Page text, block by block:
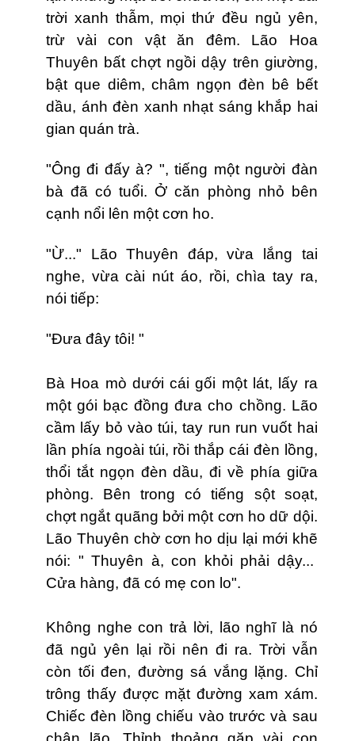
trời xanh thẫm, mọi thứ đều ngủ yên,
trừ vài con vật ăn đêm. Lão Hoa
Thuyên bất chợt ngồi dậy trên giường,
bật que diêm, châm ngọn đèn bê bết
dầu, ánh đèn xanh nhạt sáng khắp hai
gian quán trà.
"Ông đi đấy à? ", tiếng một người đàn
bà đã có tuổi. Ở căn phòng nhỏ bên
cạnh nổi lên một cơn ho.
"Ừ..." Lão Thuyên đáp, vừa lắng tai
nghe, vừa cài nút áo, rồi, chìa tay ra,
nói tiếp:
"Đưa đây tôi! "
Bà Hoa mò dưới cái gối một lát, lấy ra
một gói bạc đồng đưa cho chồng. Lão
cầm lấy bỏ vào túi, tay run run vuốt hai
lần phía ngoài túi, rồi thắp cái đèn lồng,
thổi tắt ngọn đèn dầu, đi về phía giữa
phòng. Bên trong có tiếng sột soạt,
chợt ngắt quãng bởi một cơn ho dữ dội.
Lão Thuyên chờ cơn ho dịu lại mới khẽ
nói: " Thuyên à, con khỏi phải dậy...
Cửa hàng, đã có mẹ con lo".
Không nghe con trả lời, lão nghĩ là nó
đã ngủ yên lại rồi nên đi ra. Trời vẫn
còn tối đen, đường sá vắng lặng. Chỉ
trông thấy được mặt đường xam xám.
Chiếc đèn lồng chiếu vào trước và sau